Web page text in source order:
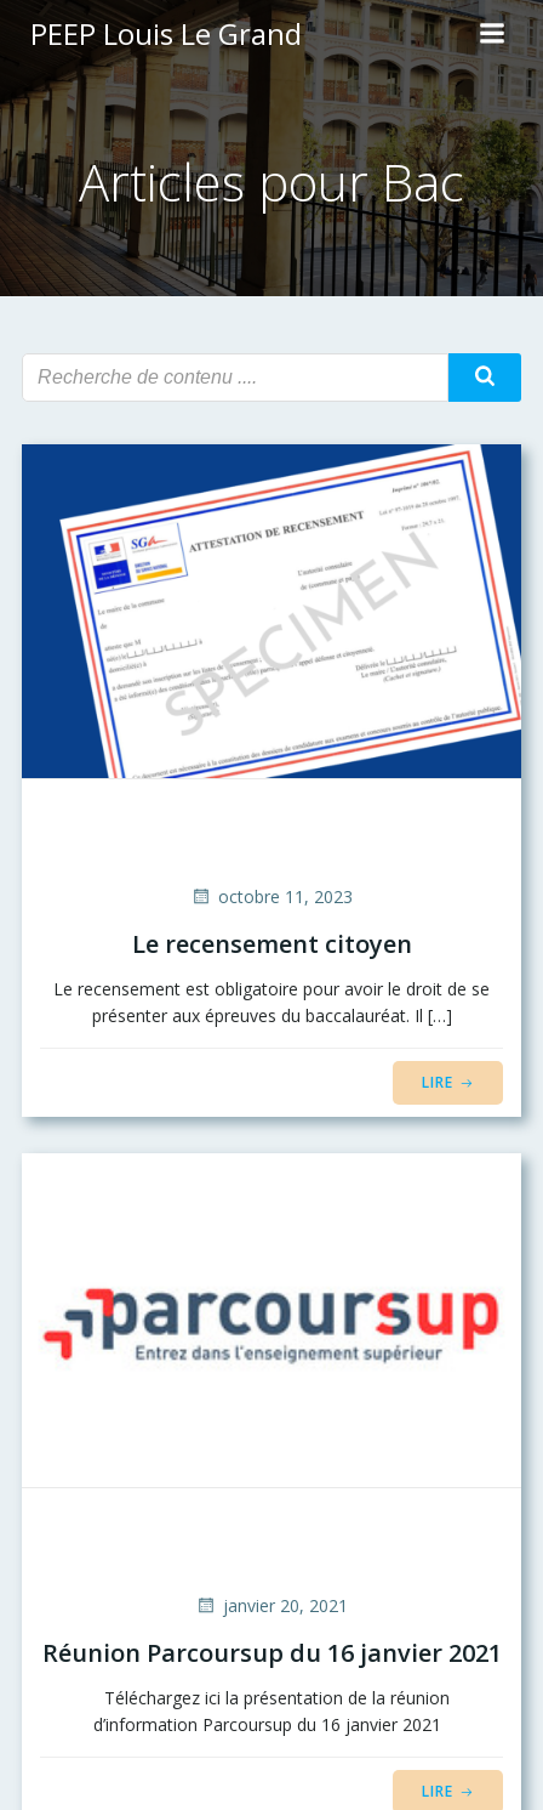
Aller
au
contenu
PEEP Louis Le Grand
Articles pour Bac
octobre 11, 2023
Le recensement citoyen
Le recensement est obligatoire pour avoir le droit de se
présenter aux épreuves du baccalauréat. Il […]
LIRE
janvier 20, 2021
Réunion Parcoursup du 16 janvier 2021
Téléchargez ici la présentation de la réunion
d’information Parcoursup du 16 janvier 2021
LIRE